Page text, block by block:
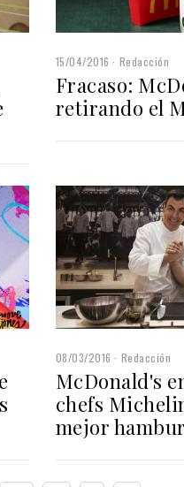
15/04/2016 Redacción
Fracaso:
retirando el
08/03/2016 Redacción
McDonald's
chefs
mejor